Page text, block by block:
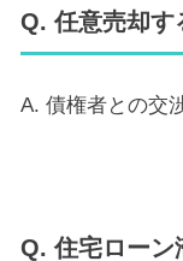
Q. 任意売却す
A. 債権者との交
Q. 住宅ローン